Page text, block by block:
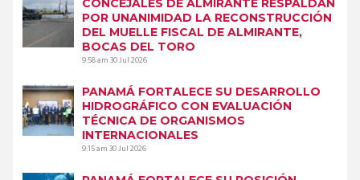
CONCEJALES DE ALMIRANTE RESPALDAN
POR UNANIMIDAD LA RECONSTRUCCIÓN
DEL MUELLE FISCAL DE ALMIRANTE,
BOCAS DEL TORO
9:58 am30 Jul 2026
PANAMÁ FORTALECE SU DESARROLLO
HIDROGRÁFICO CON EVALUACIÓN
TÉCNICA DE ORGANISMOS
INTERNACIONALES
9:15 am30 Jul 2026